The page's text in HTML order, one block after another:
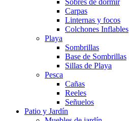
Sobres de dormir
Carpas
Linternas y focos
Colchones Inflables
Playa
Sombrillas
Base de Sombrillas
Sillas de Playa
Pesca
Cañas
Reeles
Señuelos
Patio y Jardín